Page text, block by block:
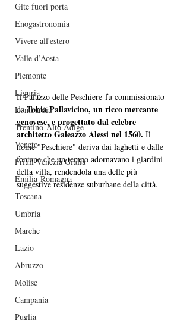
Gite fuori porta
Enogastronomia
Vivere all'estero
Valle d’Aosta
Piemonte
Liguria
Lombardia
Trentino-Alto Adige
Veneto
Friuli-Venezia Giulia
Emilia-Romagna
Toscana
Umbria
Marche
Lazio
Abruzzo
Molise
Campania
Puglia
Il Palazzo delle Peschiere fu commissionato
da Tobia Pallavicino, un ricco mercante
genovese, e progettato dal celebre
architetto Galeazzo Alessi nel 1560. Il
nome "Peschiere" deriva dai laghetti e dalle
fontane che un tempo adornavano i giardini
della villa, rendendola una delle più
suggestive residenze suburbane della città.